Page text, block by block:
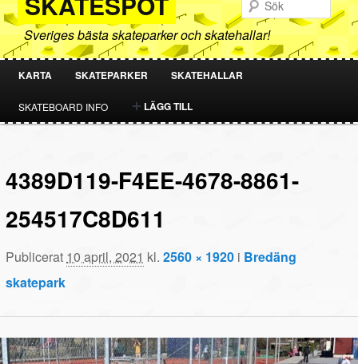
Sveriges bästa skateparker och skatehallar!
HOPPA
TILL
INNEHÅLL
HOPPA
TILL
INNEHÅLL
KARTA SKATEPARKER SKATEHALLAR
SKATEBOARD INFO LÄGG TILL
4389D119-F4EE-4678-8861-
254517C8D611
Publicerat 10 april, 2021 kl.2560 × 1920 i Bredäng
skatepark